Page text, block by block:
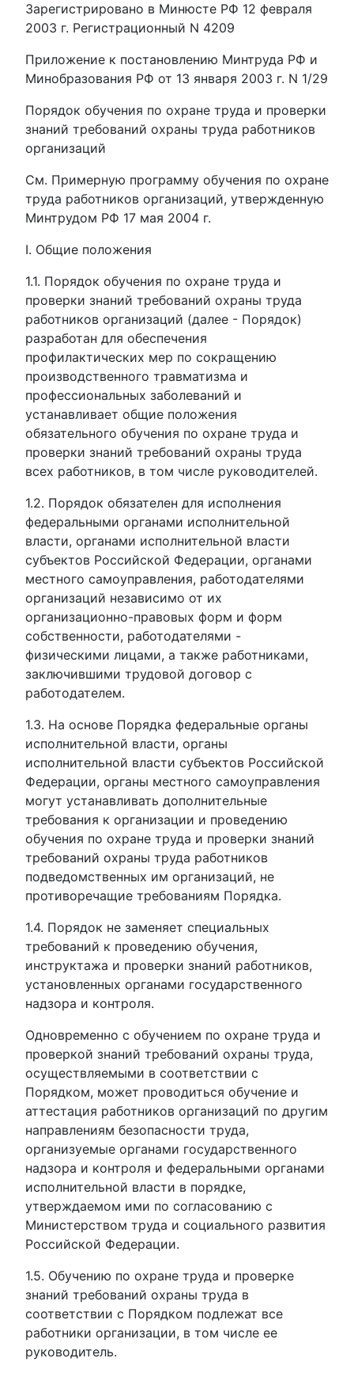
Зарегистрировано в Минюсте РФ 12 февраля
2003 г. Регистрационный N 4209
Приложение к постановлению Минтруда РФ и
Минобразования РФ от 13 января 2003 г. N 1/29
Порядок обучения по охране труда и проверки
знаний требований охраны труда работников
организаций
См. Примерную программу обучения по охране
труда работников организаций, утвержденную
Минтрудом РФ 17 мая 2004 г.
I. Общие положения
1.1. Порядок обучения по охране труда и
проверки знаний требований охраны труда
работников организаций (далее - Порядок)
разработан для обеспечения
профилактических мер по сокращению
производственного травматизма и
профессиональных заболеваний и
устанавливает общие положения
обязательного обучения по охране труда и
проверки знаний требований охраны труда
всех работников, в том числе руководителей.
1.2. Порядок обязателен для исполнения
федеральными органами исполнительной
власти, органами исполнительной власти
субъектов Российской Федерации, органами
местного самоуправления, работодателями
организаций независимо от их
организационно-правовых форм и форм
собственности, работодателями -
физическими лицами, а также работниками,
заключившими трудовой договор с
работодателем.
1.3. На основе Порядка федеральные органы
исполнительной власти, органы
исполнительной власти субъектов Российской
Федерации, органы местного самоуправления
могут устанавливать дополнительные
требования к организации и проведению
обучения по охране труда и проверки знаний
требований охраны труда работников
подведомственных им организаций, не
противоречащие требованиям Порядка.
1.4. Порядок не заменяет специальных
требований к проведению обучения,
инструктажа и проверки знаний работников,
установленных органами государственного
надзора и контроля.
Одновременно с обучением по охране труда и
проверкой знаний требований охраны труда,
осуществляемыми в соответствии с
Порядком, может проводиться обучение и
аттестация работников организаций по другим
направлениям безопасности труда,
организуемые органами государственного
надзора и контроля и федеральными органами
исполнительной власти в порядке,
утверждаемом ими по согласованию с
Министерством труда и социального развития
Российской Федерации.
1.5. Обучению по охране труда и проверке
знаний требований охраны труда в
соответствии с Порядком подлежат все
работники организации, в том числе ее
руководитель.